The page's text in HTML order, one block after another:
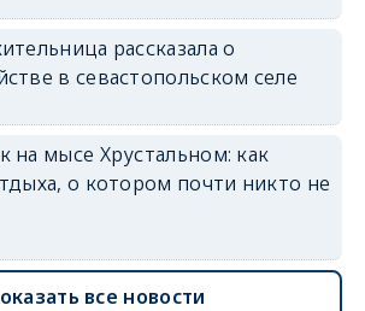
рассказала о
в севастопольском селе
на мысе Хрустальном: как
о котором почти никто не
все новости